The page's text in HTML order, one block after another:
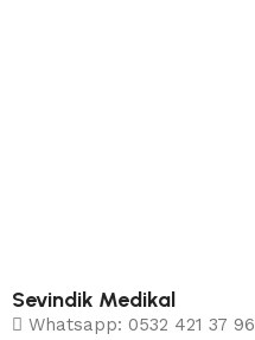
Sevindik Medikal
Whatsapp: 0532 421 37 96